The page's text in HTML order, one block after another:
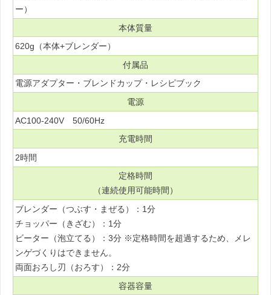
ー）
本体質量
620g（本体+ブレンダー）
付属品
電源アダプター・ブレンドカップ・レシピブック
電源
AC100-240V 50/60Hz
充電時間
2時間
定格時間
（連続使用可能時間）
ブレンダー（つぶす・まぜる）：1分
チョッパー（きざむ）：1分
ビーター（泡立てる）：3分 ※定格時間を超過するため、メレ
ンゲづくりはできません。
両面おろし刃（おろす）：2分
容器容量